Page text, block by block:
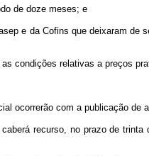
de doze meses; e
e da Cofins que deixaram de
relativas a preços
ocorrerão com a publicação
recurso, no prazo de trinta